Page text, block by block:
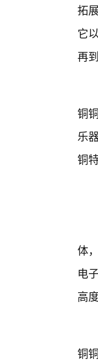
拓
它
再
铜
乐
铜
体
电
高
铜